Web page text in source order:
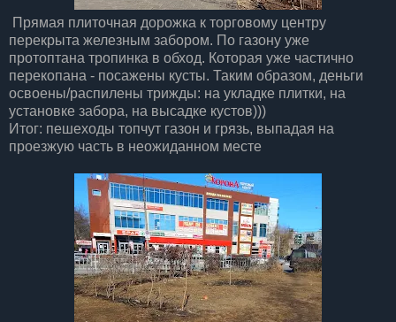
Прямая плиточная дорожка к торговому центру
перекрыта железным забором. По газону уже
протоптана тропинка в обход. Которая уже частично
перекопана - посажены кусты. Таким образом, деньги
освоены/распилены трижды: на укладке плитки, на
установке забора, на высадке кустов)))
Итог: пешеходы топчут газон и грязь, выпадая на
проезжую часть в неожиданном месте